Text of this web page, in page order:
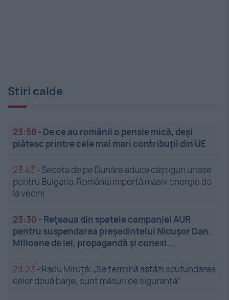
Stiri calde
23:58 - De ce au românii o pensie mică, deși
plătesc printre cele mai mari contribuții din UE
23:43 - Seceta de pe Dunăre aduce câștiguri uriașe
pentru Bulgaria. România importă masiv energie de
la vecini
23:30 - Rețeaua din spatele campaniei AUR
pentru suspendarea președintelui Nicușor Dan.
Milioane de lei, propagandă și conexi...
23:23 - Radu Miruță: „Se termină astăzi scufundarea
celor două barje, sunt măsuri de siguranţă”